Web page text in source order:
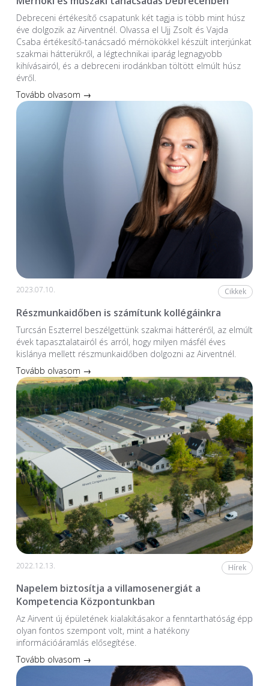
Debreceni értékesítő csapatunk két tagja is több mint húsz
éve dolgozik az Airventnél. Olvassa el Ujj Zsolt és Vajda
Csaba értékesítő-tanácsadó mérnökökkel készült interjúnkat
szakmai hátterükről, a légtechnikai iparág legnagyobb
kihívásairól, és a debreceni irodánkban töltött elmúlt húsz
évről.
Tovább olvasom →
2023.07.10. Cikkek
Részmunkaidőben is számítunk kollégáinkra
Turcsán Eszterrel beszélgettünk szakmai hátteréről, az elmúlt
évek tapasztalatairól és arról, hogy milyen másfél éves
kislánya mellett részmunkaidőben dolgozni az Airventnél.
Tovább olvasom →
2022.12.13. Hírek
Napelem biztosítja a villamosenergiát a
Kompetencia Központunkban
Az Airvent új épületének kialakításakor a fenntarthatóság épp
olyan fontos szempont volt, mint a hatékony
információáramlás elősegítése.
Tovább olvasom →